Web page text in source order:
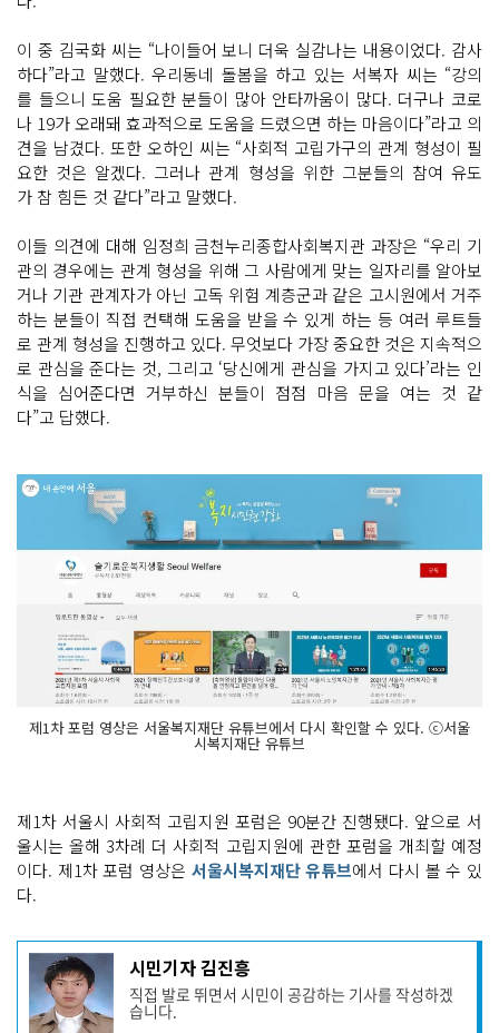
이 중 김국화 씨는 “나이들어 보니 더욱 실감나는 내용이었다. 감사
하다”라고 말했다. 우리동네 돌봄을 하고 있는 서복자 씨는 “강의
를 들으니 도움 필요한 분들이 많아 안타까움이 많다. 더구나 코로
나 19가 오래돼 효과적으로 도움을 드렸으면 하는 마음이다”라고 의
견을 남겼다. 또한 오하인 씨는 “사회적 고립가구의 관계 형성이 필
요한 것은 알겠다. 그러나 관계 형성을 위한 그분들의 참여 유도
가 참 힘든 것 같다”라고 말했다.
이들 의견에 대해 임정희 금천누리종합사회복지관 과장은 “우리 기
관의 경우에는 관계 형성을 위해 그 사람에게 맞는 일자리를 알아보
거나 기관 관계자가 아닌 고독 위험 계층군과 같은 고시원에서 거주
하는 분들이 직접 컨택해 도움을 받을 수 있게 하는 등 여러 루트들
로 관계 형성을 진행하고 있다. 무엇보다 가장 중요한 것은 지속적으
로 관심을 준다는 것, 그리고 ‘당신에게 관심을 가지고 있다’라는 인
식을 심어준다면 거부하신 분들이 점점 마음 문을 여는 것 같
다”고 답했다.
제1차 포럼 영상은 서울복지재단 유튜브에서 다시 확인할 수 있다. ⓒ서울
시복지재단 유튜브
제1차 서울시 사회적 고립지원 포럼은 90분간 진행됐다. 앞으로 서
울시는 올해 3차례 더 사회적 고립지원에 관한 포럼을 개최할 예정
이다. 제1차 포럼 영상은 서울시복지재단 유튜브에서 다시 볼 수 있
다.
기
사
작
성
시민기자 김진흥
직접 발로 뛰면서 시민이 공감하는 기사를 작성하겠
습니다.